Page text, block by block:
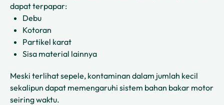
dapat terpapar:
Debu
Kotoran
Partikel karat
Sisa material lainnya
Meski terlihat sepele, kontaminan dalam jumlah kecil
sekalipun dapat memengaruhi sistem bahan bakar motor
seiring waktu.